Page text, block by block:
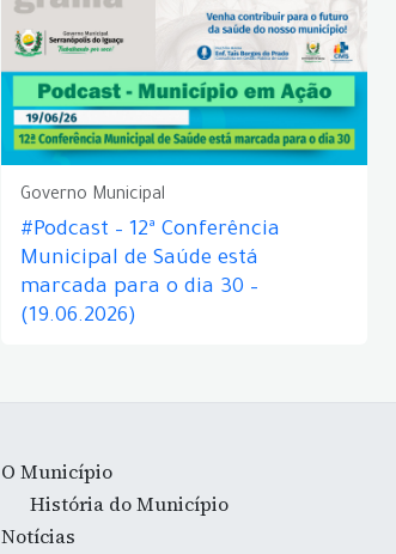
Governo Municipal
#Podcast – 12ª Conferência
Municipal de Saúde está
marcada para o dia 30 –
(19.06.2026)
O Município
História do Município
Notícias